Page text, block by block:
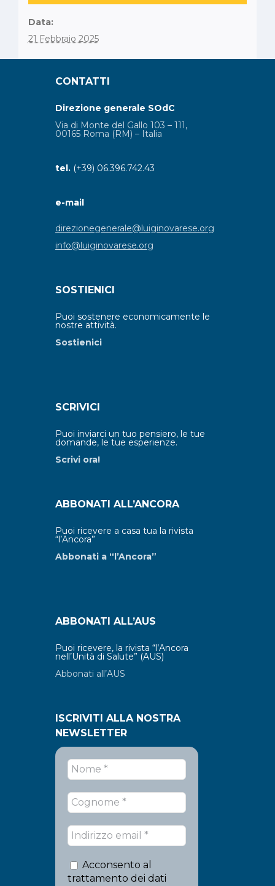
Data:
21 Febbraio 2025
CONTATTI
Direzione generale SOdC
Via di Monte del Gallo 103 – 111,
00165 Roma (RM) – Italia
tel. (+39) 06.396.742.43
e-mail
direzionegenerale@luiginovarese.org
info@luiginovarese.org
SOSTIENICI
Puoi sostenere economicamente le
nostre attività.
Sostienici
SCRIVICI
Puoi inviarci un tuo pensiero, le tue
domande, le tue esperienze.
Scrivi ora!
ABBONATI ALL’ANCORA
Puoi ricevere a casa tua la rivista
“l’Ancora”
Abbonati a “l’Ancora”
ABBONATI ALL’AUS
Puoi ricevere, la rivista “l’Ancora
nell’Unità di Salute” (AUS)
Abbonati all’AUS
ISCRIVITI ALLA NOSTRA
NEWSLETTER
Acconsento al
trattamento dei dati